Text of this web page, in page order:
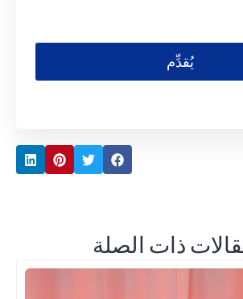
يُقدِّم
ذات الصلة